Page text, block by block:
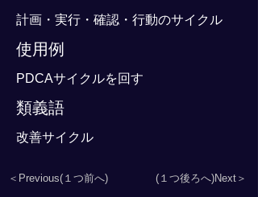
計画・実行・確認・行動のサイクル
使用例
PDCAサイクルを回す
類義語
改善サイクル
＜Previous(１つ前へ) (１つ後ろへ)Next＞